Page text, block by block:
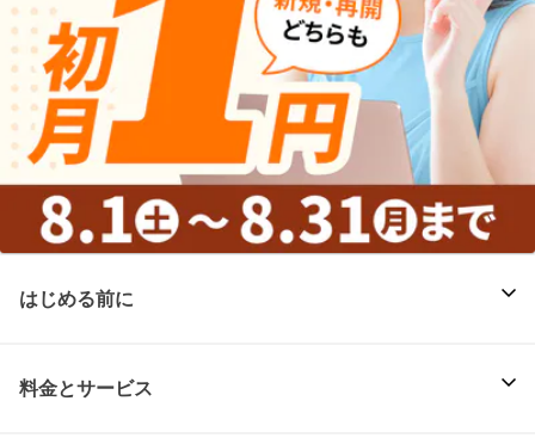
はじめる前に
料金とサービス